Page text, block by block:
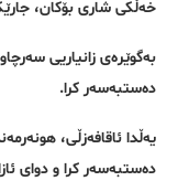
خەڵکی شاری بۆکان،
بەگوێرەی زانیاریی
دەستبەسەر کرا.
یەڵدا ئاقافەزڵی،
دەستبەسەر کرا و دوای